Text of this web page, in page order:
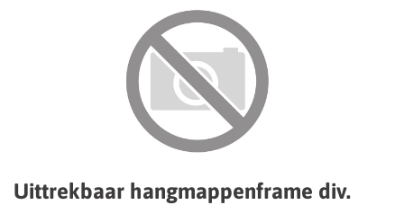
Uittrekbaar hangmappenframe div.